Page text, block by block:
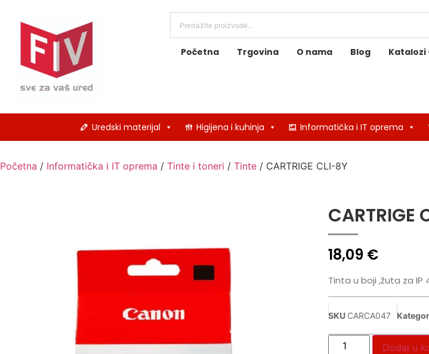
Početna Trgovina O nama Blog Katalozi
Uredski materijal Higijena i kuhinja Informatička i IT oprema
Početna / Informatička i IT oprema / Tinte i toneri / Tinte / CARTRIGE CLI-8Y
CARTRIGE
18,09 €
Tinta u boji ,žuta za IP
SKU CARCA047
Dodaj u